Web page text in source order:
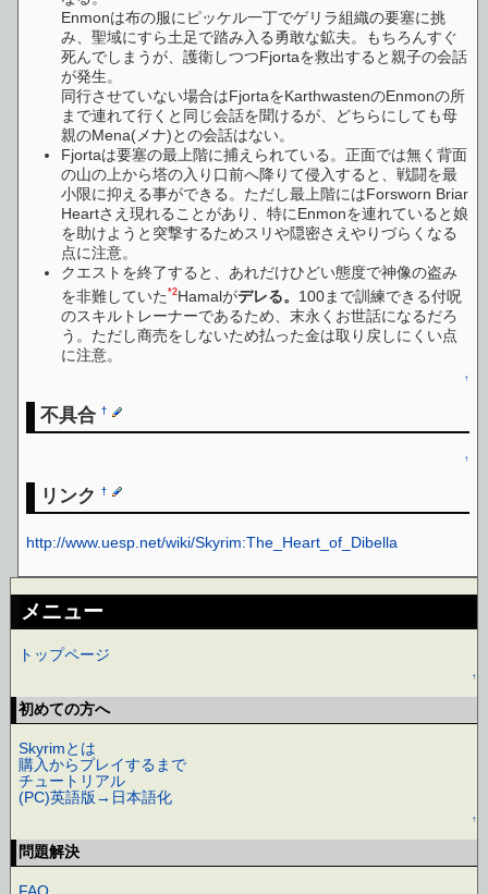
Enmonは布の服にピッケル一丁でゲリラ組織の要塞に挑
み、聖域にすら土足で踏み入る勇敢な鉱夫。もちろんすぐ
死んでしまうが、護衛しつつFjortaを救出すると親子の会話
が発生。
同行させていない場合はFjortaをKarthwastenのEnmonの所
まで連れて行くと同じ会話を聞けるが、どちらにしても母
親のMena(メナ)との会話はない。
Fjortaは要塞の最上階に捕えられている。正面では無く背面
の山の上から塔の入り口前へ降りて侵入すると、戦闘を最
小限に抑える事ができる。ただし最上階にはForsworn Briar
Heartさえ現れることがあり、特にEnmonを連れていると娘
を助けようと突撃するためスリや隠密さえやりづらくなる
点に注意。
クエストを終了すると、あれだけひどい態度で神像の盗み
を非難していた*2Hamalがデレる。 100まで訓練できる付呪
のスキルトレーナーであるため、末永くお世話になるだろ
う。ただし商売をしないため払った金は取り戻しにくい点
に注意。
↑
不具合†
↑
リンク†
http://www.uesp.net/wiki/Skyrim:The_Heart_of_Dibella
メニュー
トップページ
↑
初めての方へ
Skyrimとは
購入からプレイするまで
チュートリアル
(PC)英語版→日本語化
↑
問題解決
FAQ